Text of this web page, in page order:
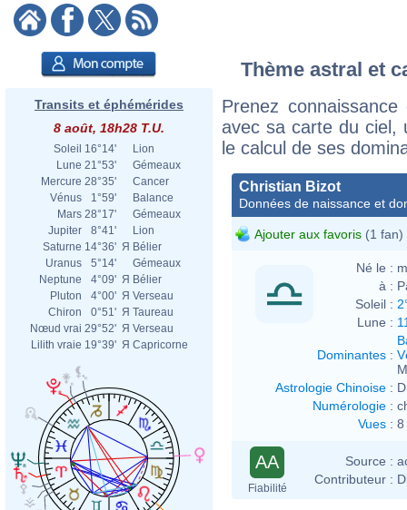
Transits et éphémérides
8 août, 18h28 T.U.
Soleil 16°14'
Lion
Lune 21°53'
Gémeaux
Mercure 28°35'
Cancer
Vénus
1°59'
Balance
Mars 28°17'
Gémeaux
Jupiter
8°41'
Lion
Saturne 14°36' Я Bélier
Uranus
5°14'
Gémeaux
Neptune
4°09' Я Bélier
Pluton
4°00' Я Verseau
Chiron
0°51' Я Taureau
Nœud vrai 29°52' Я Verseau
Lilith vraie 19°39' Я Capricorne
Thème astral et
Prenez
avec sa carte du ciel,
le calcul de ses
Christian Bizot
Données de naissance et
Ajouter aux favoris (1 fan)
Né le :
à :
Soleil :
Lune :
Dominantes :
Astrologie Chinoise :
Numérologie :
Vues : 8
AA
Fiabilité
Source :
Contributeur :